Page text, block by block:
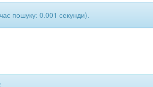
пошуку: 0.001 секунди).